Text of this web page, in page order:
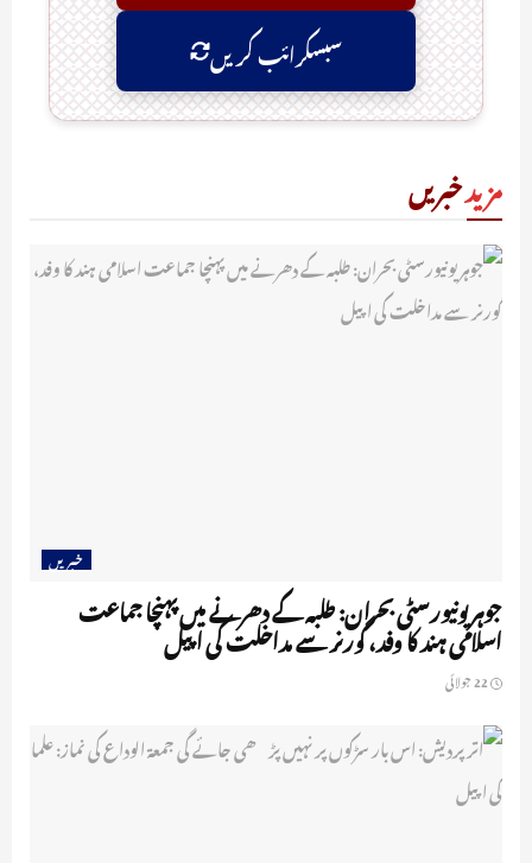
سبسکرائب کریں
مزیدخبریں
خبریں
جوہر یونیورسٹی بحران: طلبہ کے دھرنے میں پہنچا جماعت
اسلامی ہند کا وفد، گورنر سے مداخلت کی اپیل